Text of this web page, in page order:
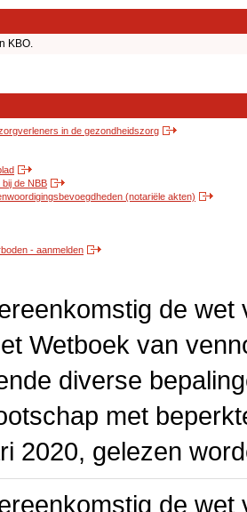
KBO.
in de gezondheidszorg
de NBB
(notariële akten)
- aanmelden
de wet
Wetboek van
diverse
met
2020, gelezen
de wet